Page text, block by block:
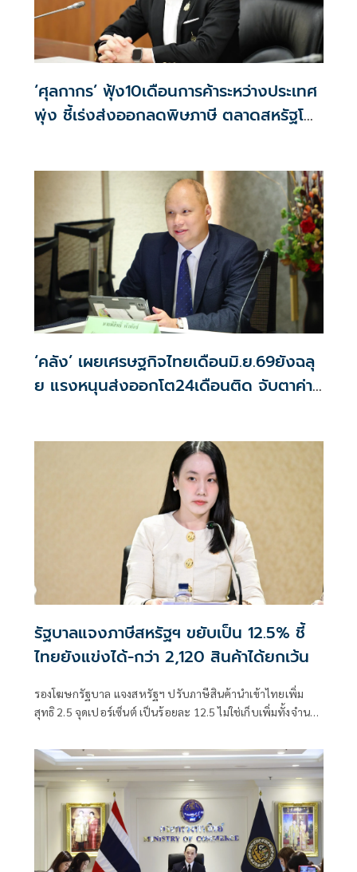
‘ศุลกากร’ ฟุ้ง10เดือนการค้าระหว่างประเทศ
พุ่ง ชี้เร่งส่งออกลดพิษภาษี ตลาดสหรัฐโต
‘คลัง’ เผยเศรษฐกิจไทยเดือนมิ.ย.69ยังฉลุ
ย แรงหนุนส่งออกโต24เดือนติด จับตาค่า
รัฐบาลแจงภาษีสหรัฐฯ ขยับเป็น 12.5% ชี้
ไทยยังแข่งได้-กว่า 2,120 สินค้าได้ยกเว้น
รองโฆษกรัฐบาล แจงสหรัฐฯ ปรับภาษีสินค้านำเข้าไทยเพิ่ม
สุทธิ 2.5 จุดเปอร์เซ็นต์ เป็นร้อยละ 12.5 ไม่ใช่เก็บเพิ่มทั้งจำนวน